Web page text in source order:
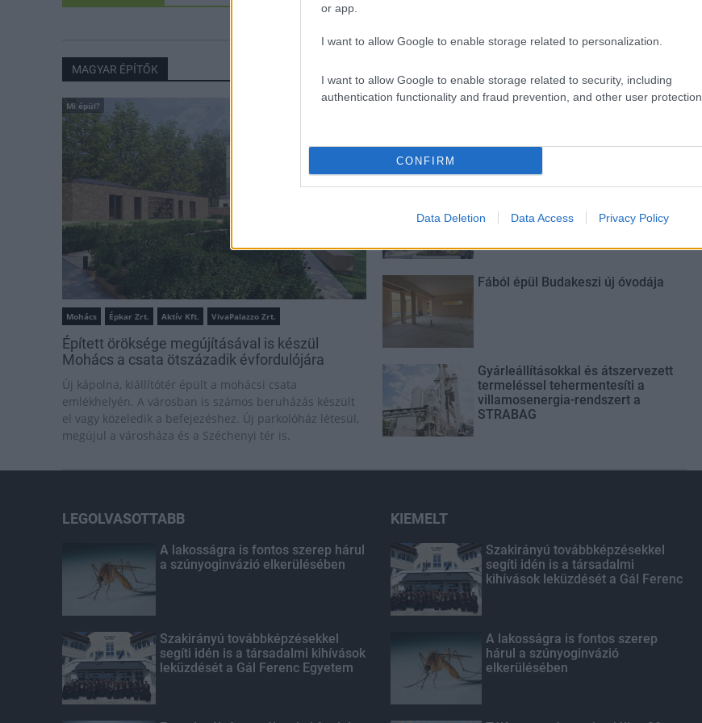
or app.
I want to allow Google to enable storage related to personalization.
I want to allow Google to enable storage related to security, including
authentication functionality and fraud prevention, and other user protection.
CONFIRM
Data Deletion Data Access Privacy Policy
MAGYAR ÉPÍTŐK
Mi épül?
Mohács Épkar Zrt. Aktív Kft. VivaPalazzo Zrt.
Épített öröksége megújításával is készül
Mohács a csata ötszázadik évfordulójára
Új kápolna, kiállítótér épült a mohácsi csata
emlékhelyén. A városban is számos beruházás készült
el vagy közeledik a befejezéshez. Új parkolóház létesül,
megújul a városháza és a Széchenyi tér is.
A tengerfenék alatt négy
villamosenergia-hálózatát
új játszótér Debrecen egyik
legfontosabb terén
Fából épül Budakeszi új óvodája
Gyárleállításokkal és átszervezett
termeléssel tehermentesíti a
villamosenergia-rendszert a
STRABAG
LEGOLVASOTTABB
A lakosságra is fontos szerep hárul
a szúnyoginvázió elkerülésében
Szakirányú továbbképzésekkel
segíti idén is a társadalmi kihívások
leküzdését a Gál Ferenc Egyetem
KIEMELT
Szakirányú továbbképzésekkel
segíti idén is a társadalmi
kihívások leküzdését a Gál Ferenc
A lakosságra is fontos szerep
hárul a szúnyoginvázió
elkerülésében